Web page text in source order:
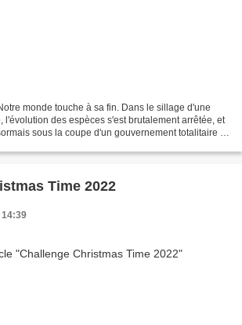
monde touche à sa fin. Dans le sillage d'une
l'évolution des espèces s'est brutalement arrêtée, et
sous la coupe d'un gouvernement totalitaire et
Time 2022
14:39